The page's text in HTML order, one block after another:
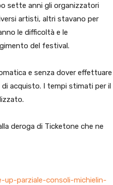
sette anni gli organizzatori
artisti, altri stavano per
le difficoltà e le
del festival.
e senza dover effettuare
acquisto. I tempi stimati per il
deroga di Ticketone che ne
parziale-consoli-michielin-